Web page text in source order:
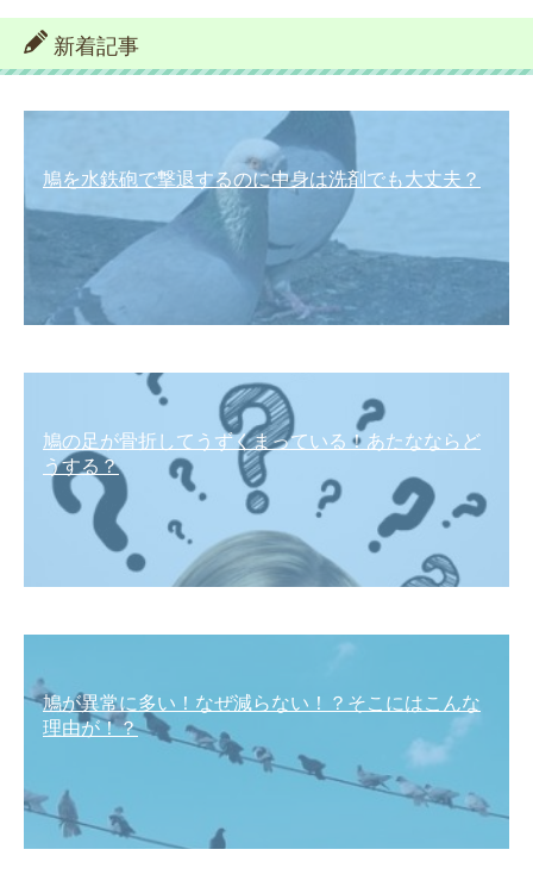
新着記事
鳩を水鉄砲で撃退するのに中身は洗剤でも大丈夫？
鳩の足が骨折してうずくまっている！あたなならど
うする？
鳩が異常に多い！なぜ減らない！？そこにはこんな
理由が！？